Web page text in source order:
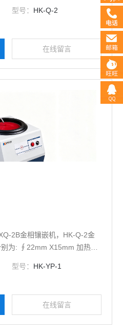
型号： HK-Q-2
在线留言
2B金相镶嵌机，HK-Q-2金
为: ∮22mm X15mm 加热器
料
型号： HK-YP-1
在线留言